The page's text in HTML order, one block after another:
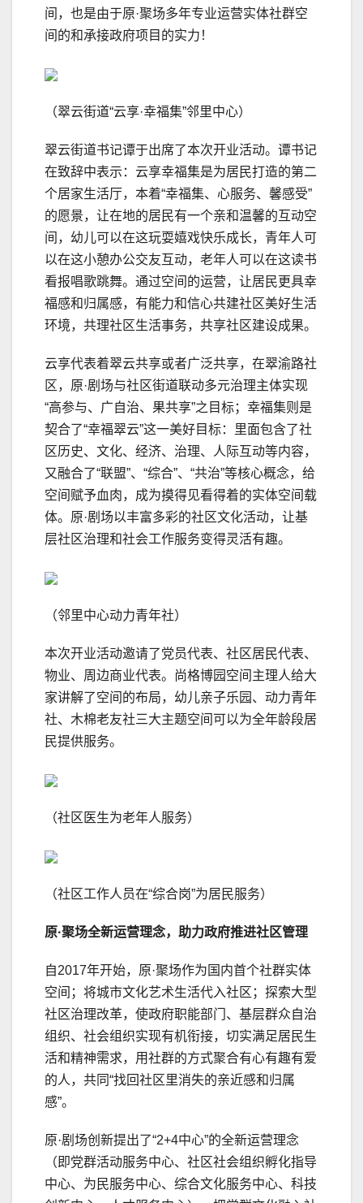
间，也是由于原·聚场多年专业运营实体社群空
间的和承接政府项目的实力！
（翠云街道“云享·幸福集”邻里中心）
翠云街道书记谭于出席了本次开业活动。谭书记
在致辞中表示：云享幸福集是为居民打造的第二
个居家生活厅，本着“幸福集、心服务、馨感受”
的愿景，让在地的居民有一个亲和温馨的互动空
间，幼儿可以在这玩耍嬉戏快乐成长，青年人可
以在这小憩办公交友互动，老年人可以在这读书
看报唱歌跳舞。通过空间的运营，让居民更具幸
福感和归属感，有能力和信心共建社区美好生活
环境，共理社区生活事务，共享社区建设成果。
云享代表着翠云共享或者广泛共享，在翠渝路社
区，原·剧场与社区街道联动多元治理主体实现
“高参与、广自治、果共享”之目标；幸福集则是
契合了“幸福翠云”这一美好目标：里面包含了社
区历史、文化、经济、治理、人际互动等内容，
又融合了“联盟”、“综合”、“共治”等核心概念，给
空间赋予血肉，成为摸得见看得着的实体空间载
体。原·剧场以丰富多彩的社区文化活动，让基
层社区治理和社会工作服务变得灵活有趣。
（邻里中心动力青年社）
本次开业活动邀请了党员代表、社区居民代表、
物业、周边商业代表。尚格博园空间主理人给大
家讲解了空间的布局，幼儿亲子乐园、动力青年
社、木棉老友社三大主题空间可以为全年龄段居
民提供服务。
（社区医生为老年人服务）
（社区工作人员在“综合岗”为居民服务）
原·聚场全新运营理念， 助力政府推进社区管理
自2017年开始，原·聚场作为国内首个社群实体
空间；将城市文化艺术生活代入社区；探索大型
社区治理改革，使政府职能部门、基层群众自治
组织、社会组织实现有机衔接，切实满足居民生
活和精神需求，用社群的方式聚合有心有趣有爱
的人，共同“找回社区里消失的亲近感和归属
感”。
原·剧场创新提出了“2+4中心”的全新运营理念
（即党群活动服务中心、社区社会组织孵化指导
中心、为民服务中心、综合文化服务中心、科技